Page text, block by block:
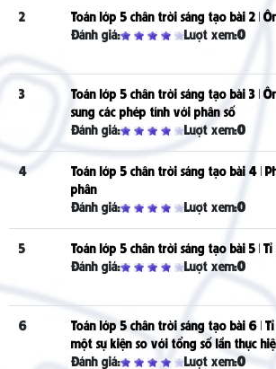
2
Toán lớp 5 chân trời sáng tạo bài 2 |
Đánh giá:
Lượt xem:0
3
Toán lớp 5 chân trời sáng tạo bài 3 |
sung các phép tính với phân số
Đánh giá:
Lượt xem:0
4
Toán lớp 5 chân trời sáng tạo bài 4 |
phân
Đánh giá:
Lượt xem:0
5
Toán lớp 5 chân trời sáng tạo bài 5 | Tỉ
Đánh giá:
Lượt xem:0
6
Toán lớp 5 chân trời sáng tạo bài 6 |
một sự kiện so với tổng số lần thực
Đánh giá:
Lượt xem:0